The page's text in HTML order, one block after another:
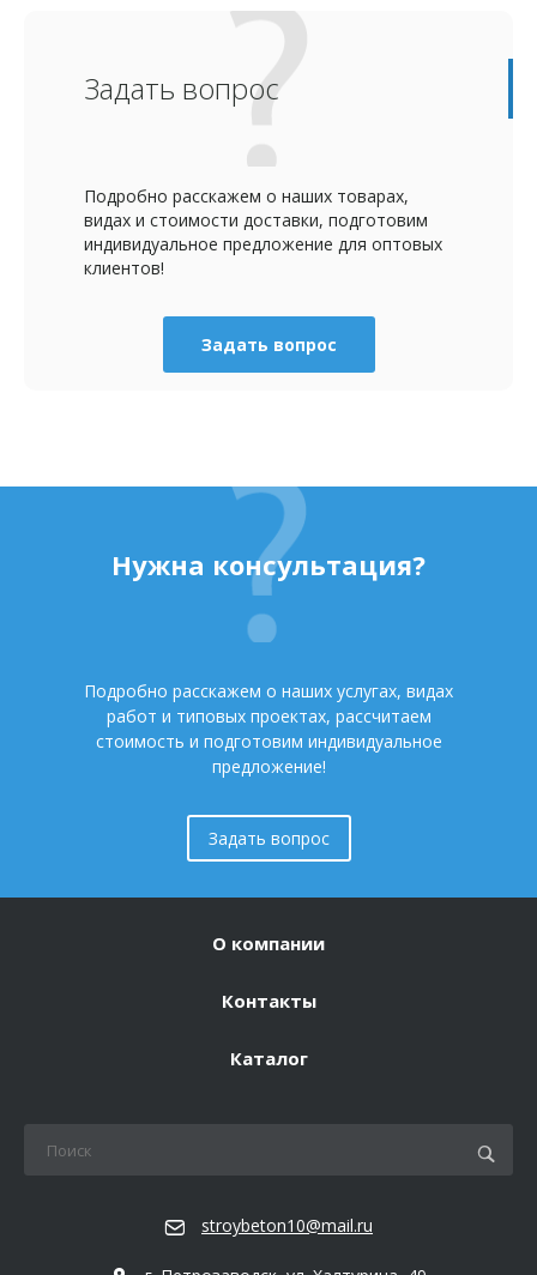
Задать вопрос
Подробно расскажем о наших товарах,
видах и стоимости доставки, подготовим
индивидуальное предложение для оптовых
клиентов!
Задать вопрос
Нужна консультация?
Подробно расскажем о наших услугах, видах
работ и типовых проектах, рассчитаем
стоимость и подготовим индивидуальное
предложение!
Задать вопрос
О компании
Контакты
Каталог
stroybeton10@mail.ru